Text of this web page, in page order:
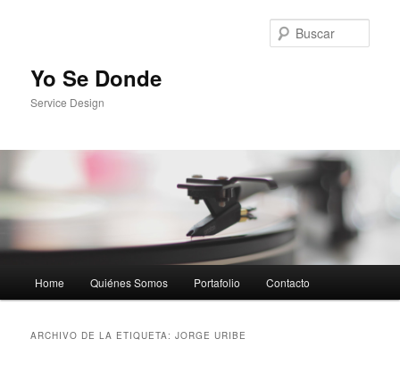
Yo Se Donde
Service Design
Ir al contenido principal
Ir al contenido secundario
Home Quiénes Somos Portafolio Contacto
ARCHIVO DE LA ETIQUETA:JORGE URIBE